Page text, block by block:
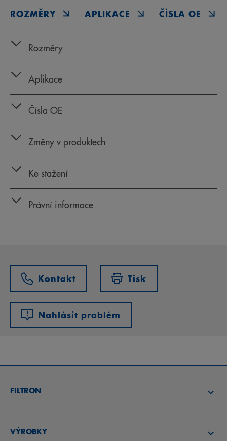
ROZMĚRY APLIKACE ČÍSLA OE
Rozměry
Aplikace
Čísla OE
Změny v produktech
Ke stažení
Právní informace
Kontakt Tisk
Nahlásit problém
FILTRON
VÝROBKY